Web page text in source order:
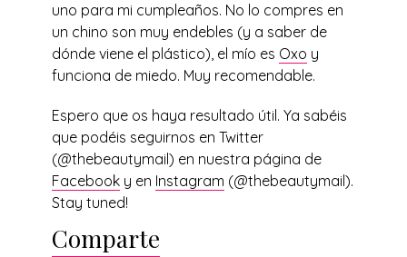
uno para mi cumpleaños. No lo compres en
un chino son muy endebles (y a saber de
dónde viene el plástico), el mío es Oxo y
funciona de miedo. Muy recomendable.
Espero que os haya resultado útil. Ya sabéis
que podéis seguirnos en Twitter
(@thebeautymail) en nuestra página de
Facebook y en Instagram (@thebeautymail).
Stay tuned!
Comparte